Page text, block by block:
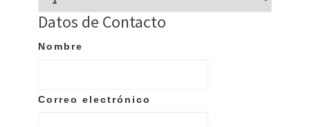
Datos de Contacto
Nombre
Correo electrónico